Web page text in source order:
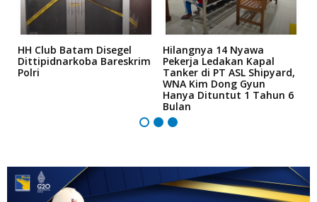
HH Club Batam Disegel
Dittipidnarkoba Bareskrim
Polri
Hilangnya 14 Nyawa
Pekerja Ledakan Kapal
Tanker di PT ASL Shipyard,
WNA Kim Dong Gyun
Hanya Dituntut 1 Tahun 6
Bulan